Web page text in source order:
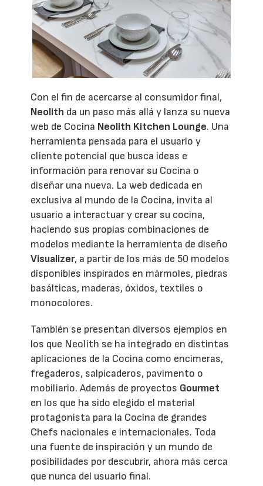
Con el fin de acercarse al consumidor final,
Neolith da un paso más allá y lanza su nueva
web de Cocina Neolith Kitchen Lounge. Una
herramienta pensada para el usuario y
cliente potencial que busca ideas e
información para renovar su Cocina o
diseñar una nueva. La web dedicada en
exclusiva al mundo de la Cocina, invita al
usuario a interactuar y crear su cocina,
haciendo sus propias combinaciones de
modelos mediante la herramienta de diseño
Visualizer, a partir de los más de 50 modelos
disponibles inspirados en mármoles, piedras
basálticas, maderas, óxidos, textiles o
monocolores.
También se presentan diversos ejemplos en
los que Neolith se ha integrado en distintas
aplicaciones de la Cocina como encimeras,
fregaderos, salpicaderos, pavimento o
mobiliario. Además de proyectos Gourmet
en los que ha sido elegido el material
protagonista para la Cocina de grandes
Chefs nacionales e internacionales. Toda
una fuente de inspiración y un mundo de
posibilidades por descubrir, ahora más cerca
que nunca del usuario final.